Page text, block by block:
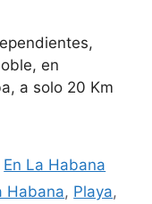
en
a solo 20 Km
En La Habana
Habana, Playa,